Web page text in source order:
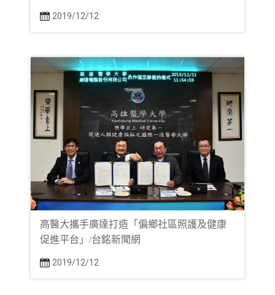
2019/12/12
高醫大攜手廣達打造「偏鄉社區照護及健康
促進平台」/台銘新聞網
2019/12/12